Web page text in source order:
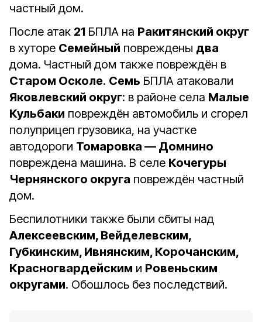
частный дом.
После атак 21 БПЛА на Ракитянский округ
в хуторе Семейный повреждены два
дома. Частный дом также повреждён в
Старом Осколе. Семь БПЛА атаковали
Яковлевский округ: в районе села Малые
Кульбаки повреждён автомобиль и сгорел
полуприцеп грузовика, на участке
автодороги Томаровка — Домнино
повреждена машина. В селе Кочегуры
Чернянского округа повреждён частный
дом.
Беспилотники также были сбиты над
Алексеевским, Вейделевским,
Губкинским, Ивнянским, Корочанским,
Красногвардейским и Ровеньским
округами. Обошлось без последствий.